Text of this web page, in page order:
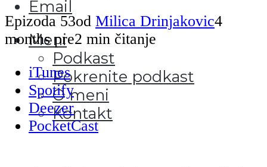
Email
Meni
Podkast
Pokrenite podkast
O meni
Kontakt
Epizoda 53od Milica Drinjakovic4
months pre2 min čitanje
iTunes
Spotify
Deezer
PocketCast